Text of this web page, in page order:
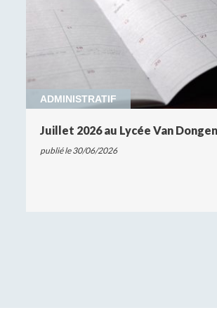
ADMINISTRATIF
Juillet 2026 au Lycée Van Dongen
publié le 30/06/2026